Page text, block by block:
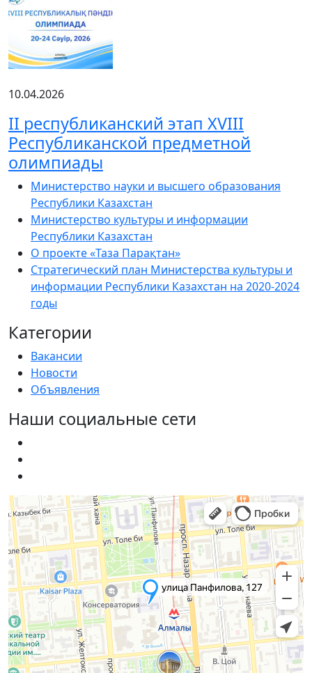
10.04.2026
ІІ республиканский этап XVIII
Республиканской предметной
олимпиады
Министерство науки и высшего образования
Республики Казахстан
Министерство культуры и информации
Республики Казахстан
О проекте «Таза Парақтан»
Стратегический план Министерства культуры и
информации Республики Казахстан на 2020-2024
годы
Категории
Вакансии
Новости
Объявления
Наши социальные сети